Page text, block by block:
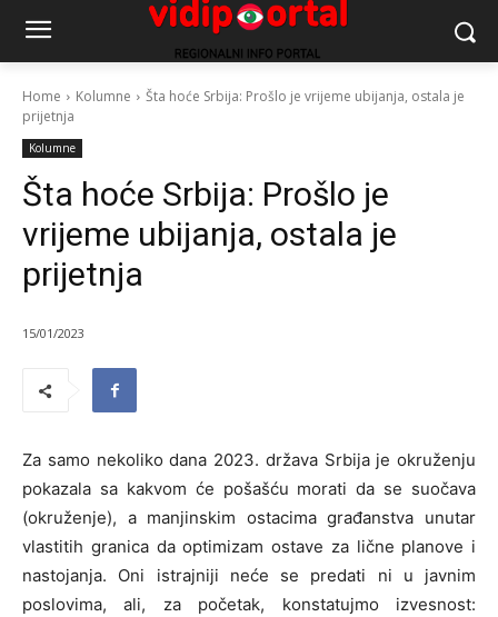
Home Kolumne
Šta hoće Srbija: Prošlo je vrijeme ubijanja, ostala je
prijetnja
Kolumne
Šta hoće Srbija: Prošlo je
vrijeme ubijanja, ostala je
prijetnja
15/01/2023
Za samo nekoliko dana 2023. država Srbija je okruženju
pokazala sa kakvom će pošašću morati da se suočava
(okruženje), a manjinskim ostacima građanstva unutar
vlastitih granica da optimizam ostave za lične planove i
nastojanja. Oni istrajniji neće se predati ni u javnim
poslovima, ali, za početak, konstatujmo izvesnost: